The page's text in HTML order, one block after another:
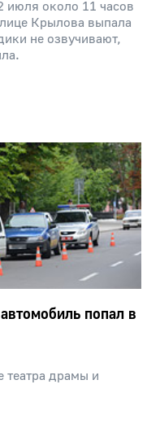
около 11 часов
Крылова выпала
не озвучивают,
попал в
театра драмы и